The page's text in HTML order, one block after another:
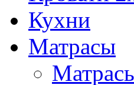
Кухни
Матрасы